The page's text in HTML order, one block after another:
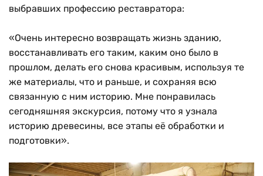
выбравших профессию реставратора:
«Очень интересно возвращать жизнь зданию,
восстанавливать его таким, каким оно было в
прошлом, делать его снова красивым, используя те
же материалы, что и раньше, и сохраняя всю
связанную с ним историю. Мне понравилась
сегодняшняя экскурсия, потому что я узнала
историю древесины, все этапы её обработки и
подготовки».